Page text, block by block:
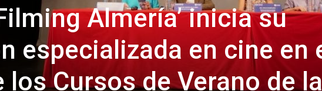
Almería
Almería’ inicia su
especializada en cine en
los Cursos de Verano de la